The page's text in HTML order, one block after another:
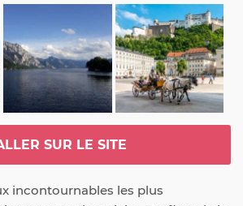
SUR LE SITE
incontournables les plus